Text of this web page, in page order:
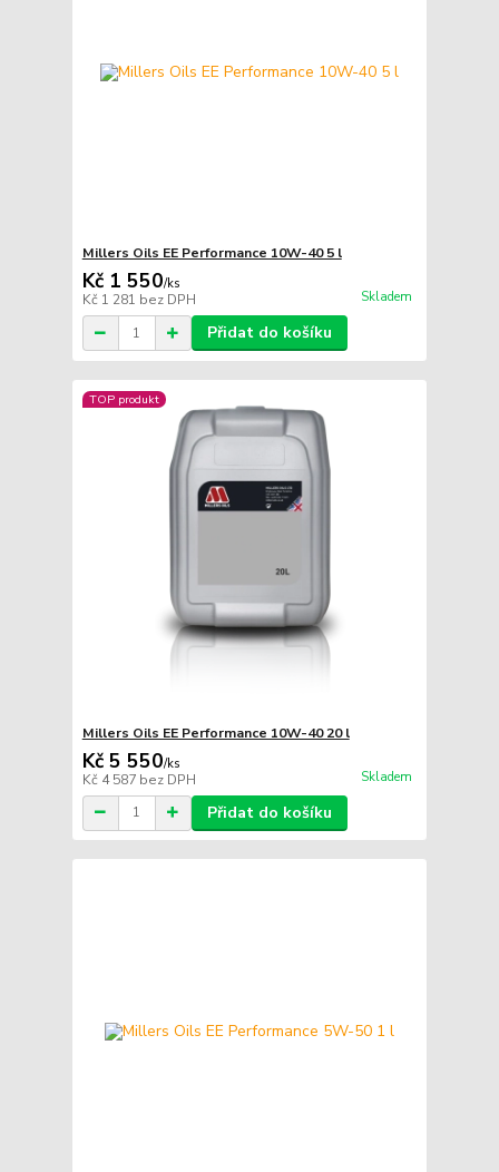
Millers Oils EE Performance 10W-40 5 l
Kč 1 550/ks
Kč 1 281 bez DPH Skladem
Přidat do košíku
TOP produkt
Millers Oils EE Performance 10W-40 20 l
Kč 5 550/ks
Kč 4 587 bez DPH Skladem
Přidat do košíku